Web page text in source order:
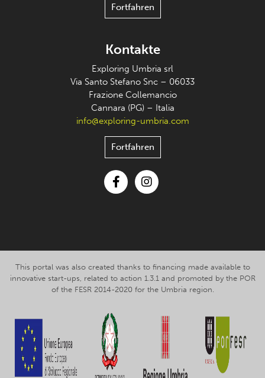
Fortfahren
Kontakte
Exploring Umbria srl
Via Santo Stefano Snc – 06033
Frazione Collemancio
Cannara (PG) – Italia
info@exploring-umbria.com
Fortfahren
This portal was also created thanks to financing made available to
innovative start-ups, related to action 1.3.1 and promoted by the POR
of the FESR 2014-2020 for the Umbria region.